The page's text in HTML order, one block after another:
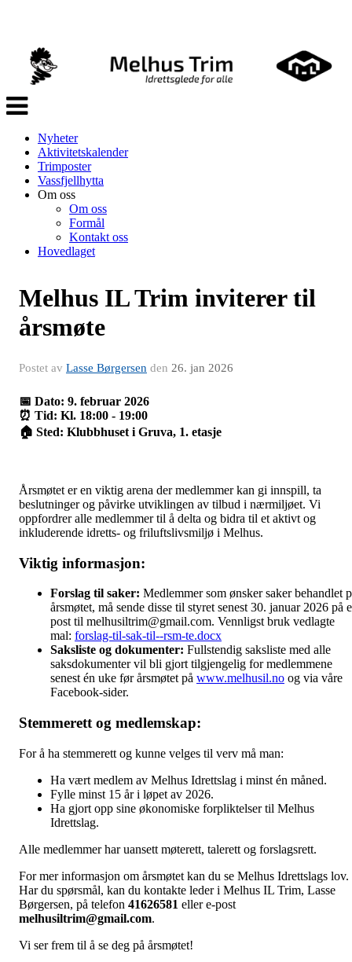
Veksle
navigasjon
Nyheter
Aktivitetskalender
Trimposter
Vassfjellhytta
Om oss
Om oss
Formål
Kontakt oss
Hovedlaget
Melhus IL Trim inviterer til
årsmøte
Postet av Lasse Børgersen den 26. jan 2026
📅 Dato: 9. februar 2026
⏰ Tid: Kl. 18:00 - 19:00
🏠 Sted: Klubbhuset i Gruva, 1. etasje
Årsmøtet er en viktig arena der medlemmer kan gi innspill, ta
beslutninger og påvirke utviklingen av tilbud i nærmiljøet. Vi
oppfordrer alle medlemmer til å delta og bidra til et aktivt og
inkluderende idretts- og friluftslivsmiljø i Melhus.
Viktig informasjon:
Forslag til saker: Medlemmer som ønsker saker behandlet
årsmøtet, må sende disse til styret senest 30. januar 2026 på
post til melhusiltrim@gmail.com. Vennligst bruk vedlagte
mal: forslag-til-sak-til--rsm-te.docx
Saksliste og dokumenter: Fullstendig saksliste med alle
saksdokumenter vil bli gjort tilgjengelig for medlemmene
senest én uke før årsmøtet på www.melhusil.no og via våre
Facebook-sider.
Stemmerett og medlemskap:
For å ha stemmerett og kunne velges til verv må man:
Ha vært medlem av Melhus Idrettslag i minst én måned.
Fylle minst 15 år i løpet av 2026.
Ha gjort opp sine økonomiske forpliktelser til Melhus
Idrettslag.
Alle medlemmer har uansett møterett, talerett og forslagsrett.
For mer informasjon om årsmøtet kan du se Melhus Idrettslags lov.
Har du spørsmål, kan du kontakte leder i Melhus IL Trim, Lasse
Børgersen, på telefon 41626581 eller e-post
melhusiltrim@gmail.com.
Vi ser frem til å se deg på årsmøtet!